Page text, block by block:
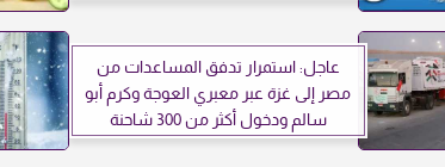
عاجل: استمرار تدفق المساعدات من
مصر إلى غزة عبر معبري العوجة وكرم أبو
سالم ودخول أكثر من 300 شاحنة